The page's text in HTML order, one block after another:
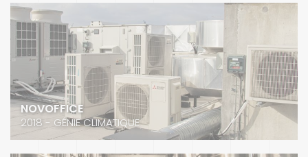
NOVOFFICE
2018 - GÉNIE CLIMATIQUE